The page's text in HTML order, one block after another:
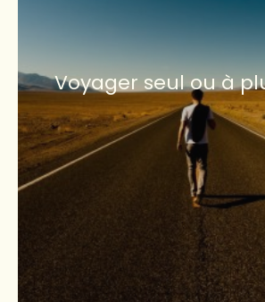
Voyager seul ou à